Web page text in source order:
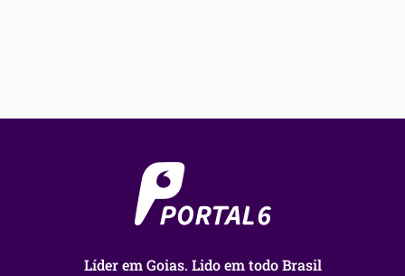
Líder em Goias. Lido em todo Brasil